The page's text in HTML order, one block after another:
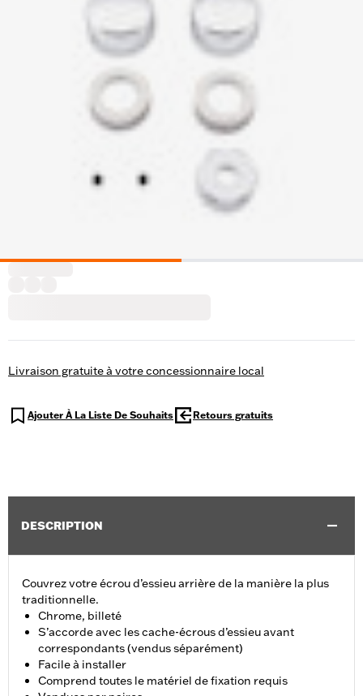
Livraison gratuite à votre concessionnaire local
Ajouter À La Liste De Souhaits Retours gratuits
DESCRIPTION
Couvrez votre écrou d’essieu arrière de la manière la plus
traditionnelle.
Chrome, billeté
S’accorde avec les cache-écrous d’essieu avant
correspondants (vendus séparément)
Facile à installer
Comprend toutes le matériel de fixation requis